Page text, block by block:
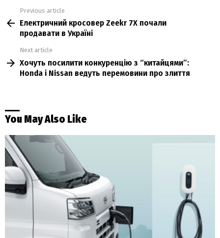
more
Previous article
Електричний кросовер Zeekr 7X почали
продавати в Україні
Next article
Хочуть посилити конкуренцію з “китайцями”:
Honda і Nissan ведуть перемовини про злиття
You May Also Like